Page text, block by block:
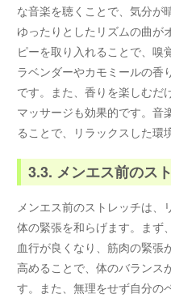
な音楽を聴くことで、気分が
ゆったりとしたリズムの曲が
ピーを取り入れることで、嗅
ラベンダーやカモミールの香
です。また、香りを楽しむだ
マッサージも効果的です。音
ることで、リラックスした環
3.3. メンエス前のス
メンエス前のストレッチは、
体の緊張を和らげます。まず
血行が良くなり、筋肉の緊張
高めることで、体のバランス
す。また、無理をせず自分の